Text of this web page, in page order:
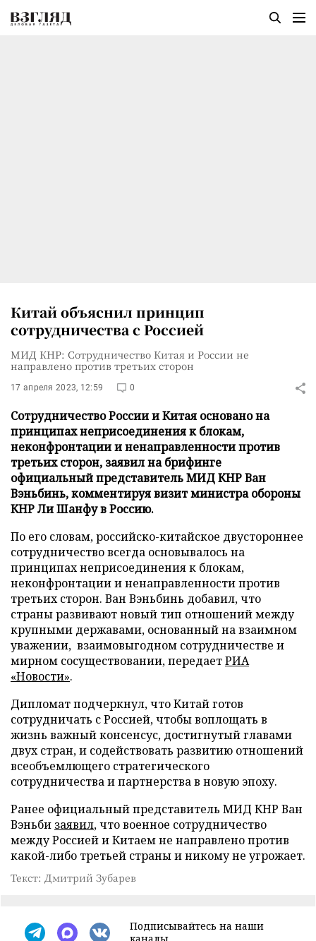
Китай объяснил принцип
сотрудничества с Россией
МИД КНР: Сотрудничество Китая и России не
направлено против третьих сторон
17 апреля 2023, 12:59 0
Сотрудничество России и Китая основано на
принципах неприсоединения к блокам,
неконфронтации и ненаправленности против
третьих сторон, заявил на брифинге
официальный представитель МИД КНР Ван
Вэньбинь, комментируя визит министра обороны
КНР Ли Шанфу в Россию.
По его словам, российско-китайское двустороннее
сотрудничество всегда основывалось на
принципах неприсоединения к блокам,
неконфронтации и ненаправленности против
третьих сторон. Ван Вэньбинь добавил, что
страны развивают новый тип отношений между
крупными державами, основанный на взаимном
уважении, взаимовыгодном сотрудничестве и
мирном сосуществовании, передаетРИА
«Новости».
Дипломат подчеркнул, что Китай готов
сотрудничать с Россией, чтобы воплощать в
жизнь важный консенсус, достигнутый главами
двух стран, и содействовать развитию отношений
всеобъемлющего стратегического
сотрудничества и партнерства в новую эпоху.
Ранее официальный представитель МИД КНР Ван
Вэньби заявил, что военное сотрудничество
между Россией и Китаем не направлено против
какой-либо третьей страны и никому не угрожает.
Текст: Дмитрий Зубарев
Подписывайтесь на наши